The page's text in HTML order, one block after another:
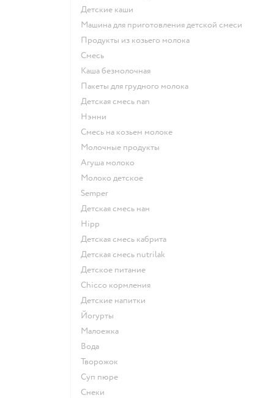
детские каши
машина для приготовления детской смеси
продукты из козьего молока
смесь
каша безмолочная
пакеты для грудного молока
детская смесь nan
нэнни
смесь на козьем молоке
молочные продукты
агуша молоко
молоко детское
semper
детская смесь нан
hipp
детская смесь кабрита
детская смесь nutrilak
детское питание
chicco кормления
детские напитки
йогурты
малоежка
Вода
творожок
суп пюре
Снеки